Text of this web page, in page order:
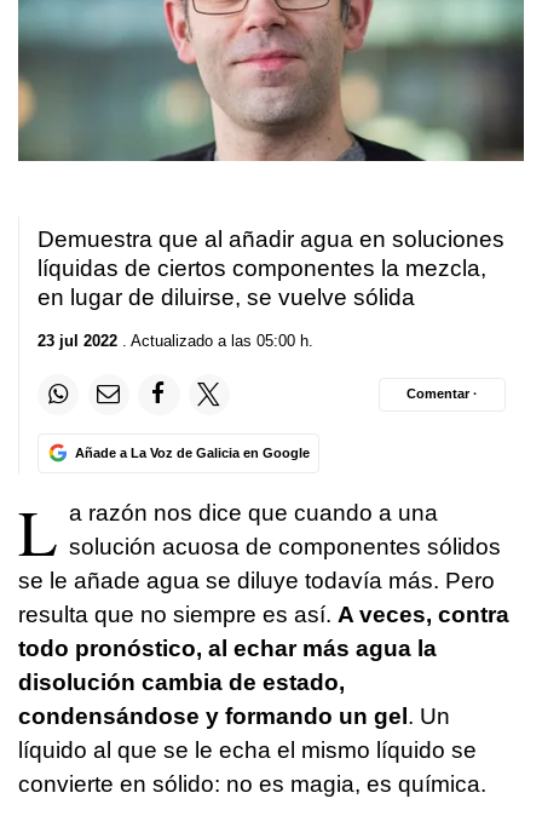
Demuestra que al añadir agua en soluciones
líquidas de ciertos componentes la mezcla,
en lugar de diluirse, se vuelve sólida
23 jul 2022 . Actualizado a las 05:00 h.
Añade a La Voz de Galicia en Google
Comentar ·
L a razón nos dice que cuando a una
solución acuosa de componentes sólidos
se le añade agua se diluye todavía más. Pero
resulta que no siempre es así. A veces, contra
todo pronóstico, al echar más agua la
disolución cambia de estado,
condensándose y formando un gel. Un
líquido al que se le echa el mismo líquido se
convierte en sólido: no es magia, es química.